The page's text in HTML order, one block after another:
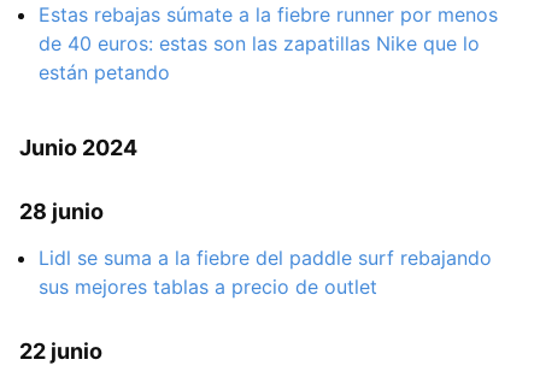
Estas rebajas súmate a la fiebre runner por menos
de 40 euros: estas son las zapatillas Nike que lo
están petando
Junio 2024
28 junio
Lidl se suma a la fiebre del paddle surf rebajando
sus mejores tablas a precio de outlet
22 junio